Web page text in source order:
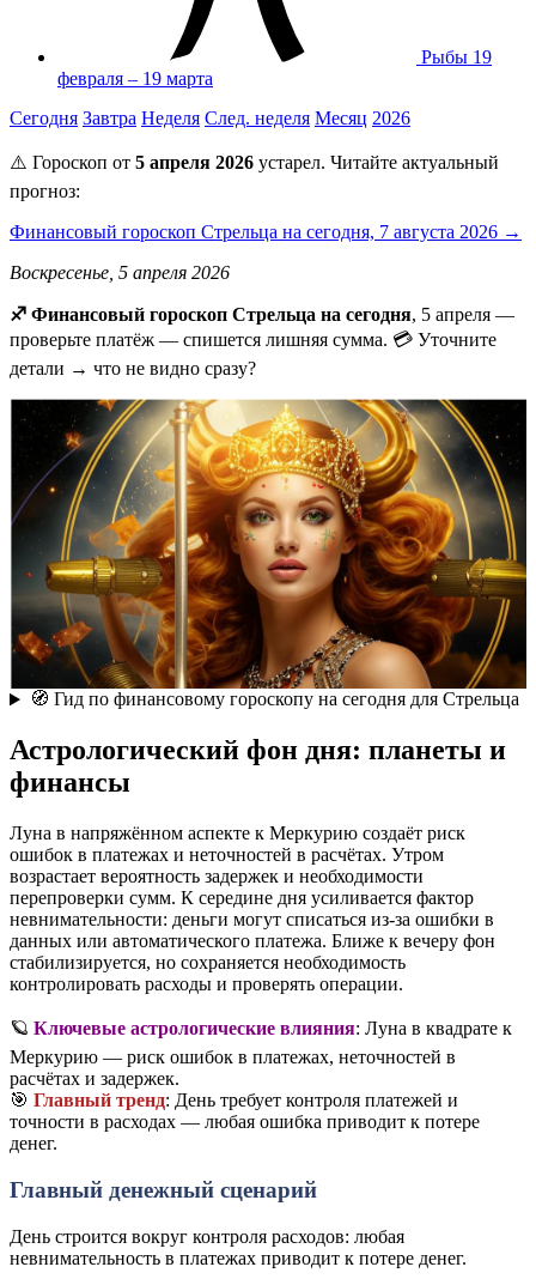
Рыбы 19
февраля – 19 марта
Сегодня Завтра Неделя След. неделя Месяц 2026
⚠️ Гороскоп от 5 апреля 2026 устарел. Читайте актуальный
прогноз:
Финансовый гороскоп Стрельца на сегодня, 7 августа 2026 →
Воскресенье, 5 апреля 2026
♐ Финансовый гороскоп Стрельца на сегодня, 5 апреля —
проверьте платёж — спишется лишняя сумма. 💳 Уточните
детали → что не видно сразу?
🧭 Гид по финансовому гороскопу на сегодня для Стрельца
Астрологический фон дня: планеты и
финансы
Луна в напряжённом аспекте к Меркурию создаёт риск
ошибок в платежах и неточностей в расчётах. Утром
возрастает вероятность задержек и необходимости
перепроверки сумм. К середине дня усиливается фактор
невнимательности: деньги могут списаться из-за ошибки в
данных или автоматического платежа. Ближе к вечеру фон
стабилизируется, но сохраняется необходимость
контролировать расходы и проверять операции.
🪐 Ключевые астрологические влияния: Луна в квадрате к
Меркурию — риск ошибок в платежах, неточностей в
расчётах и задержек.
🎯 Главный тренд: День требует контроля платежей и
точности в расходах — любая ошибка приводит к потере
денег.
Главный денежный сценарий
День строится вокруг контроля расходов: любая
невнимательность в платежах приводит к потере денег.